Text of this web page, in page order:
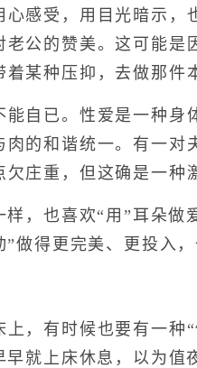
心感受，用目光暗示
公的赞美。这可能是
某种压抑，去做那件
自已。性爱是一种身
的和谐统一。有一对
庄重，但这确是一种
也喜欢“用”耳朵做
做得更完美、更投入
有时候也要有一种“
就上床休息，以为值